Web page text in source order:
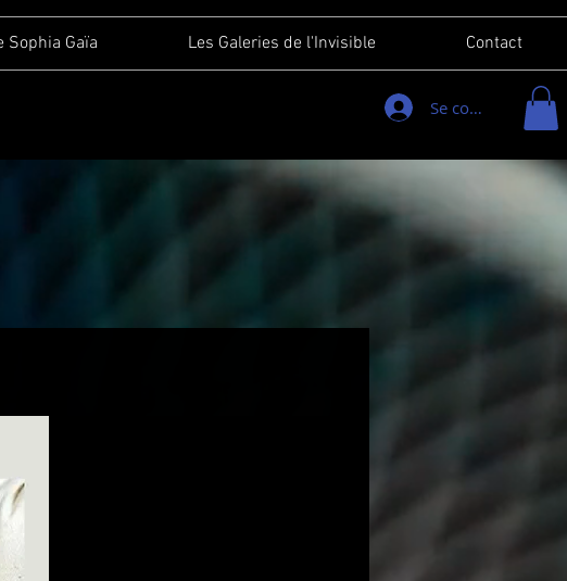
Sophia Gaïa Les Galeries de l'Invisible Contact
Se connecter